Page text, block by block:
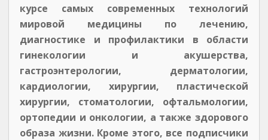
курсе самых современных технологий
мировой медицины по лечению,
диагностике и профилактики в области
гинекологии и акушерства,
гастроэнтерологии, дерматологии,
кардиологии, хирургии, пластической
хирургии, стоматологии, офтальмологии,
ортопедии и онкологии, а также здорового
образа жизни. Кроме этого, все подписчики